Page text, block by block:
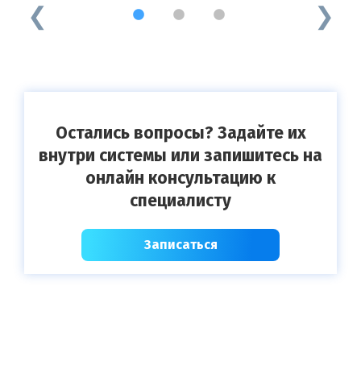
1 2 3
Остались вопросы? Задайте их
внутри системы или запишитесь на
онлайн консультацию к
специалисту
Записаться